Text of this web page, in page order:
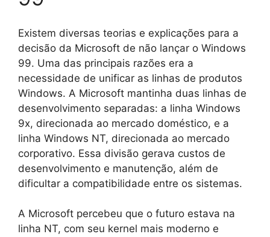
Existem diversas teorias e explicações para a
decisão da Microsoft de não lançar o Windows
99. Uma das principais razões era a
necessidade de unificar as linhas de produtos
Windows. A Microsoft mantinha duas linhas de
desenvolvimento separadas: a linha Windows
9x, direcionada ao mercado doméstico, e a
linha Windows NT, direcionada ao mercado
corporativo. Essa divisão gerava custos de
desenvolvimento e manutenção, além de
dificultar a compatibilidade entre os sistemas.
A Microsoft percebeu que o futuro estava na
linha NT, com seu kernel mais moderno e